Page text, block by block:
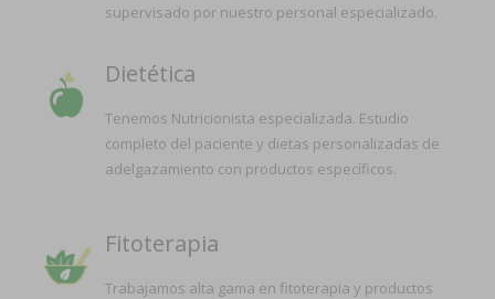
supervisado por nuestro personal especializado.
Dietética
Tenemos Nutricionista especializada. Estudio
completo del paciente y dietas personalizadas de
adelgazamiento con productos específicos.
Fitoterapia
Trabajamos alta gama en fitoterapia y productos